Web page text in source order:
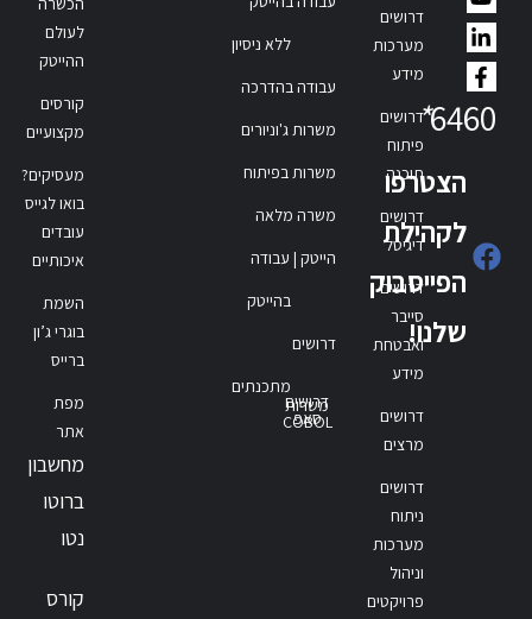
6460
*
הצטרפו
לקהילת
הפייסבוק
שלנו!
דרושים
מערכות
מידע
דרושים
פיתוח
תוכנה
דרושים
דיגיטל
דרושים
סייבר
ואבטחת
מידע
דרושים
מרצים
דרושים
ניתוח
מערכות
וניהול
פרויקטים
ללא ניסיון
עבודה בהדרכה
משרות ג'וניורים
משרות בפיתוח
משרה מלאה
הייטק | עבודה
בהייטק
דרושים
מתכנתים
דרושים
סאפ
משרות
COBOL
לעולם
ההייטק
קורסים
מקצועיים
מעסיקים?
בואו לגייס
עובדים
איכותיים
השמת
בוגרי ג’ון
ברייס
מפת
אתר
מחשבון
ברוטו
נטו
קורס